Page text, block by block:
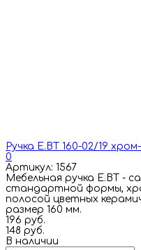
Ручка E.BT 160-02/19
0
Артикул: 1567
Мебельная ручка E.BT -
стандартной формы,
полосой цветных
размер 160 мм.
196 руб.
148 руб.
В наличии